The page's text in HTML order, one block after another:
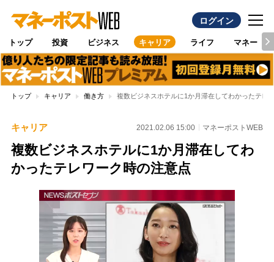
ログイン
トップ 投資 ビジネス キャリア ライフ マネー
トップ キャリア 働き方 複数ビジネスホテルに1か月滞在してわかったテレ
キャリア 2021.02.06 15:00 マネーポストWEB
複数ビジネスホテルに1か月滞在してわ
かったテレワーク時の注意点